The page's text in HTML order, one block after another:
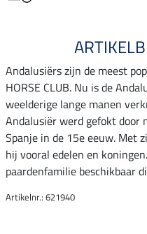
Andalusiërs zijn de meest
HORSE CLUB. Nu is de
weelderige lange manen
Andalusiër werd gefokt door
Spanje in de 15e eeuw. Met
hij vooral edelen en
paardenfamilie beschikbaar
Artikelnr.: 621940